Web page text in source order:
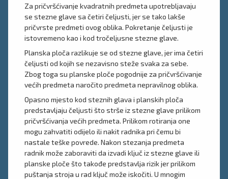
Za pričvršćivanje kvadratnih predmeta upotrebljavaju
se stezne glave sa četiri čeljusti, jer se tako lakše
pričvrste predmeti ovog oblika. Pokretanje čeljusti je
istovremeno kao i kod tročeljusne stezne glave.
Planska ploča razlikuje se od stezne glave, jer ima četiri
čeljusti od kojih se nezavisno steže svaka za sebe.
Zbog toga su planske ploče pogodnije za pričvršćivanje
većih predmeta naročito predmeta nepravilnog oblika.
Opasno mjesto kod steznih glava i planskih ploča
predstavljaju čeljusti što strše iz stezne glave prilikom
pričvršćivanja većih predmeta. Prilikom rotiranja one
mogu zahvatiti odijelo ili nakit radnika pri čemu bi
nastale teške povrede. Nakon stezanja predmeta
radnik može zaboraviti da izvadi ključ iz stezne glave ili
planske ploče što takođe predstavlja rizik jer prilikom
puštanja stroja u rad ključ može iskočiti. U mnogim